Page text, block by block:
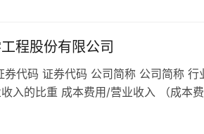
程股份有限公司
券代码 证券代码 公司简称 公司简称
入的比重 成本费用/营业收入 （成本